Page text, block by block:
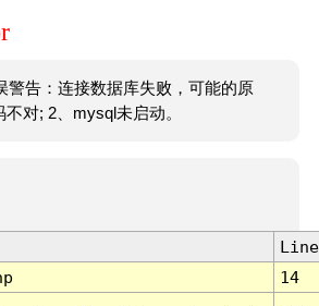
警告：连接数据库失败，可能的原
对; 2、mysql未启动。
Line
14